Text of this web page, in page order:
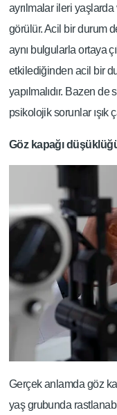
ayrılmalar ileri
görülür. Acil bir durum
aynı bulgularla ortaya
etkilediğinden acil bir
yapılmalıdır. Bazen
psikolojik sorunlar ışık
Göz kapağı
Gerçek anlamda göz
yaş grubunda